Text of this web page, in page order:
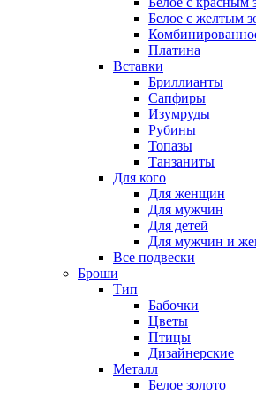
Белое с желтым
Платина
Вставки
Бриллианты
Сапфиры
Изумруды
Рубины
Топазы
Танзаниты
Для кого
Для женщин
Для мужчин
Для детей
Для мужчин и
Все подвески
Броши
Тип
Бабочки
Цветы
Птицы
Дизайнерские
Металл
Белое золото